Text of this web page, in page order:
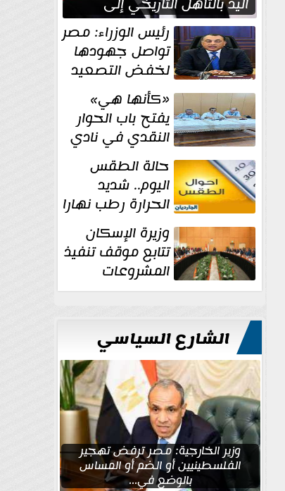
نصف نهائي كأس العالم
رئيس الوزراء: مصر
تواصل جهودها
لخفض التصعيد
والحفاظ على
الاستقرار الإقليمي«كأنها هي»
يفتح باب الحوار
النقدي في نادي
أدب مصر الجديدة
حالة الطقس
اليوم.. شديد
الحرارة رطب نهارا
مائل للحرارة رطب
ليلا.. و... وزيرة الإسكان
تتابع موقف تنفيذ
المشروعات
والخطة
للتعميرالشارع السياسي
وزير الخارجية: مصر ترفض تهجير
الفلسطينيين أو الضم أو المساس
بالوضع في...